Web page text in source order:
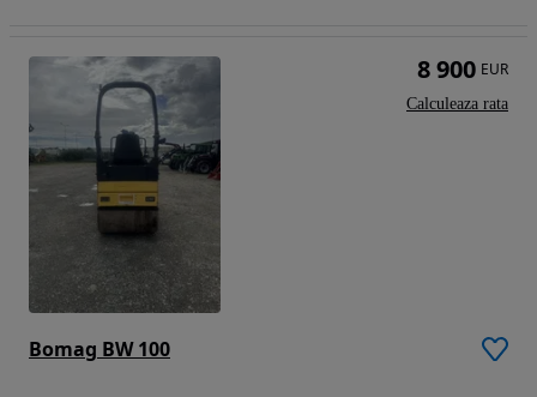
Bomag BW 100
8 900 EUR
Calculeaza rata